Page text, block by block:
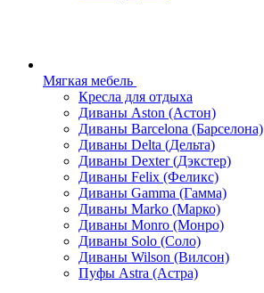
Мягкая мебель
Кресла для отдыха
Диваны Aston (Астон)
Диваны Barcelona (Барселона)
Диваны Delta (Дельта)
Диваны Dexter (Дэкстер)
Диваны Felix (Феликс)
Диваны Gamma (Гамма)
Диваны Marko (Марко)
Диваны Monro (Монро)
Диваны Solo (Соло)
Диваны Wilson (Вилсон)
Пуфы Astra (Астра)